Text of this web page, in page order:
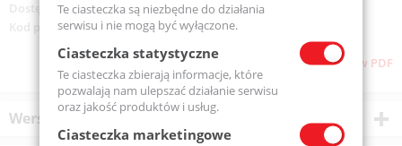
Dostępność:Na zamówienie
Kod produktu:25RID-MF65
Pobierz stronę w PDF
Wersje produktu
Te ciasteczka są niezbędne do działania
serwisu i nie mogą być wyłączone.
Ciasteczka statystyczne
Te ciasteczka zbierają informacje, które
pozwalają nam ulepszać działanie serwisu
oraz jakość produktów i usług.
Ciasteczka marketingowe